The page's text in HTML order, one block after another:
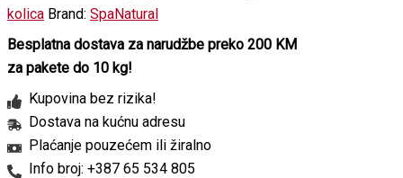
kolica Brand: SpaNatural
Besplatna dostava za narudžbe preko 200 KM
za pakete do 10 kg!
Kupovina bez rizika!
Dostava na kućnu adresu
Plaćanje pouzećem ili žiralno
Info broj: +387 65 534 805